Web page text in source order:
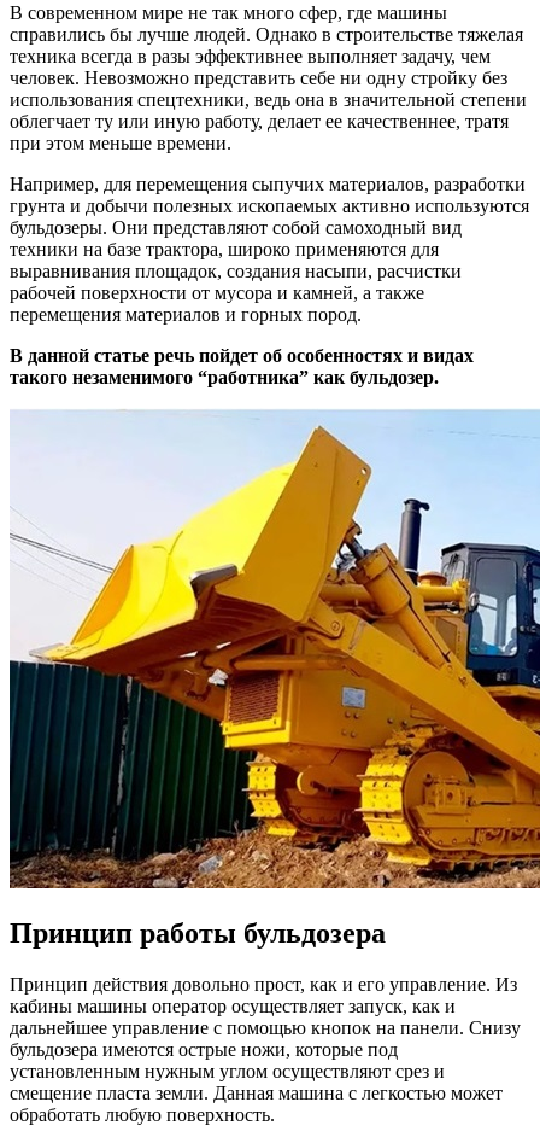
В современном мире не так много сфер, где машины
справились бы лучше людей. Однако в строительстве тяжелая
техника всегда в разы эффективнее выполняет задачу, чем
человек. Невозможно представить себе ни одну стройку без
использования спецтехники, ведь она в значительной степени
облегчает ту или иную работу, делает ее качественнее, тратя
при этом меньше времени.
Например, для перемещения сыпучих материалов, разработки
грунта и добычи полезных ископаемых активно используются
бульдозеры. Они представляют собой самоходный вид
техники на базе трактора, широко применяются для
выравнивания площадок, создания насыпи, расчистки
рабочей поверхности от мусора и камней, а также
перемещения материалов и горных пород.
В данной статье речь пойдет об особенностях и видах
такого незаменимого “работника” как бульдозер.
Принцип работы бульдозера
Принцип действия довольно прост, как и его управление. Из
кабины машины оператор осуществляет запуск, как и
дальнейшее управление с помощью кнопок на панели. Снизу
бульдозера имеются острые ножи, которые под
установленным нужным углом осуществляют срез и
смещение пласта земли. Данная машина с легкостью может
обработать любую поверхность.